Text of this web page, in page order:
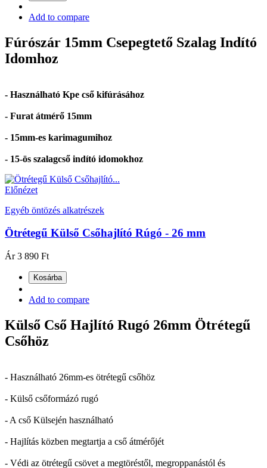
Add to compare
Fúrószár 15mm Csepegtető Szalag Indító
Idomhoz
- Használható Kpe cső kifúrásához
- Furat átmérő 15mm
- 15mm-es karimagumihoz
- 15-ös szalagcső indító idomokhoz
Előnézet
Egyéb öntözés alkatrészek
Ötrétegű Külső Csőhajlító Rúgó - 26 mm
Ár 3 890 Ft
Kosárba
Add to compare
Külső Cső Hajlító Rugó 26mm Ötrétegű
Csőhöz
- Használható 26mm-es ötrétegű csőhöz
- Külső csőformázó rugó
- A cső Külsején használható
- Hajlítás közben megtartja a cső átmérőjét
- Védi az ötrétegű csövet a megtöréstől, megroppanástól és